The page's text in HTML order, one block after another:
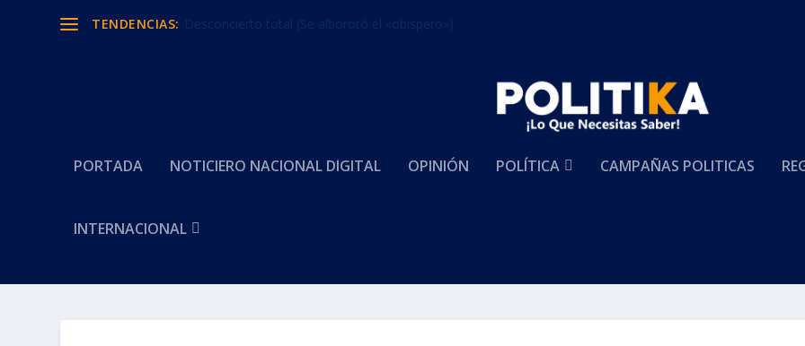
TENDENCIAS:
PORTADA NOTICIERO NACIONAL DIGITAL OPINIÓN POLÍTICA CAMPAÑAS POLITICAS
INTERNACIONAL